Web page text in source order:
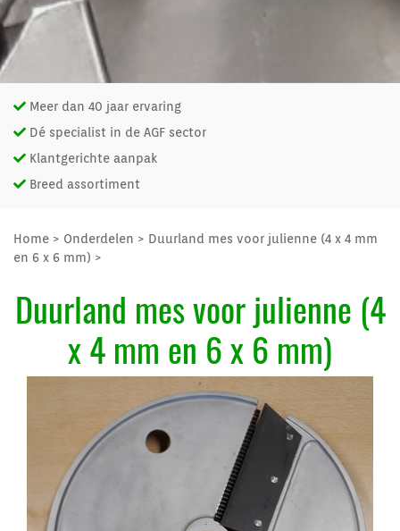
Meer dan 40 jaar ervaring
Dé specialist in de AGF sector
Klantgerichte aanpak
Breed assortiment
Home > Onderdelen > Duurland mes voor julienne (4 x 4 mm
en 6 x 6 mm) >
Duurland mes voor julienne (4
x 4 mm en 6 x 6 mm)